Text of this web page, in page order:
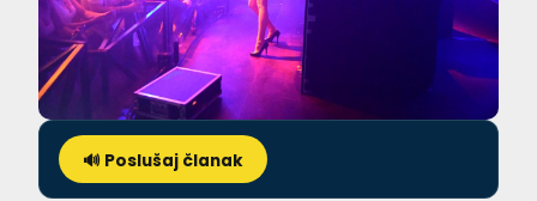
🔊 Poslušaj članak